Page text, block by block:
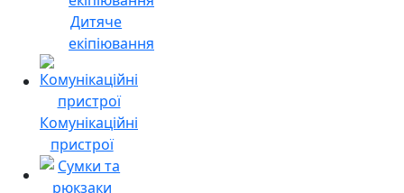
Дитяче
екіпіювання
Комунікаційні
пристрої